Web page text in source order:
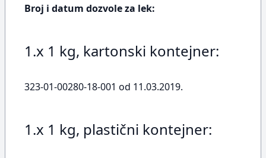
Broj i datum dozvole za lek:
1.x 1 kg, kartonski kontejner:
323-01-00280-18-001 od 11.03.2019.
1.x 1 kg, plastični kontejner: